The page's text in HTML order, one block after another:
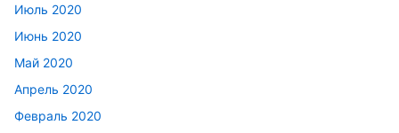
Июль 2020
Июнь 2020
Май 2020
Апрель 2020
Февраль 2020